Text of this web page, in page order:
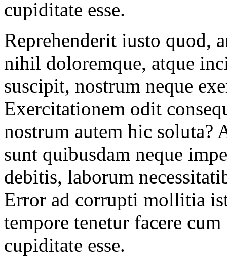
cupiditate esse.
Reprehenderit iusto quod,
nihil doloremque, atque
suscipit, nostrum neque
Exercitationem odit
nostrum autem hic soluta?
sunt quibusdam neque
debitis, laborum
Error ad corrupti mollitia
tempore tenetur facere
cupiditate esse.